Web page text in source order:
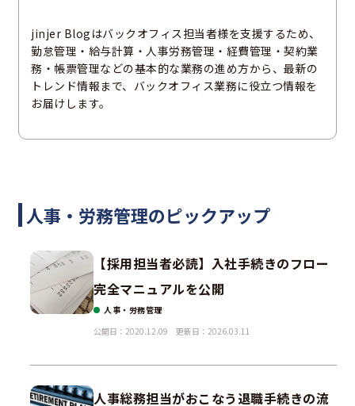
jinjer Blogはバックオフィス担当者様を支援するため、
勤怠管理・給与計算・人事労務管理・経費管理・契約業
務・帳票管理などの基本的な業務の進め方から、最新の
トレンド情報まで、バックオフィス業務に役立つ情報を
お届けします。
人事・労務管理のピックアップ
【採用担当者必読】入社手続きのフロー
完全マニュアルを公開
人事・労務管理
公開日：2020.12.09
更新日：2026.03.11
人事総務担当がおこなう退職手続きの流